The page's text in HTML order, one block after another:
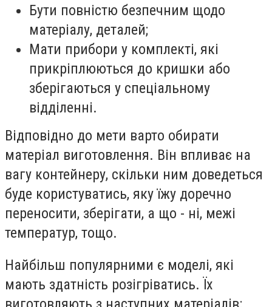
Бути повністю безпечним щодо
матеріалу, деталей;
Мати прибори у комплекті, які
прикріплюються до кришки або
зберігаються у спеціальному
відділенні.
Відповідно до мети варто обирати
матеріал виготовлення. Він впливає на
вагу контейнеру, скільки ним доведеться
буде користуватись, яку їжу доречно
переносити, зберігати, а що - ні, межі
температур, тощо.
Найбільш популярними є моделі, які
мають здатність розігріватись. Їх